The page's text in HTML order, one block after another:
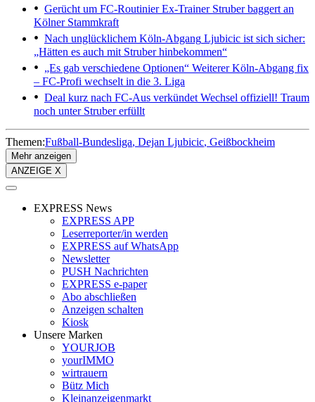
Gerücht um FC-RoutinierEx-Trainer Struber baggert an
Kölner Stammkraft
Nach unglücklichem Köln-Abgang Ljubicic ist sich sicher:
„Hätten es auch mit Struber hinbekommen“
„Es gab verschiedene Optionen“ Weiterer Köln-Abgang fix
– FC-Profi wechselt in die 3. Liga
Deal kurz nach FC-Aus verkündet Wechsel offiziell! Traum
noch unter Struber erfüllt
Themen:Fußball-Bundesliga Dejan Ljubicic Geißbockheim
Mehr anzeigen
ANZEIGE X
EXPRESS News
EXPRESS APP
Leserreporter/in werden
EXPRESS auf WhatsApp
Newsletter
PUSH Nachrichten
EXPRESS e-paper
Abo abschließen
Anzeigen schalten
Kiosk
Unsere Marken
YOURJOB
yourIMMO
wirtrauern
Bütz Mich
Kleinanzeigenmarkt